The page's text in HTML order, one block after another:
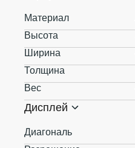
Материал
Высота
Ширина
Толщина
Вес
Дисплей
Диагональ